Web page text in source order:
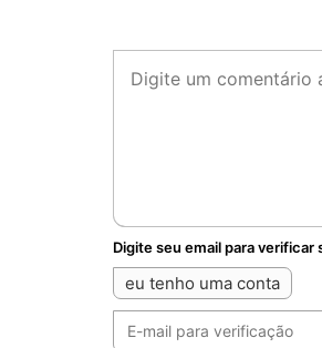
Digite seu email para verificar
eu tenho uma conta